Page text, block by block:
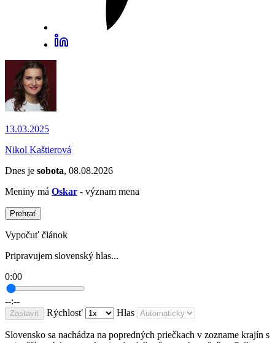
13.03.2025
Nikol Kaštierová
Dnes je sobota, 08.08.2026
Meniny má Oskar - význam mena
Prehrať
Vypočuť článok
Pripravujem slovenský hlas...
0:00
--:--
Zastaviť Rýchlosť Hlas
Slovensko sa nachádza na popredných priečkach v zozname krajín s